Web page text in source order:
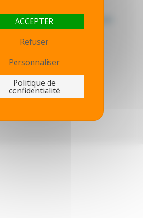
- Politique de confidentialité
ACCEPTER
Refuser
Personnaliser
Politique de
confidentialité